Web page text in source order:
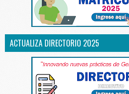
ACTUALIZA DIRECTORIO 2025